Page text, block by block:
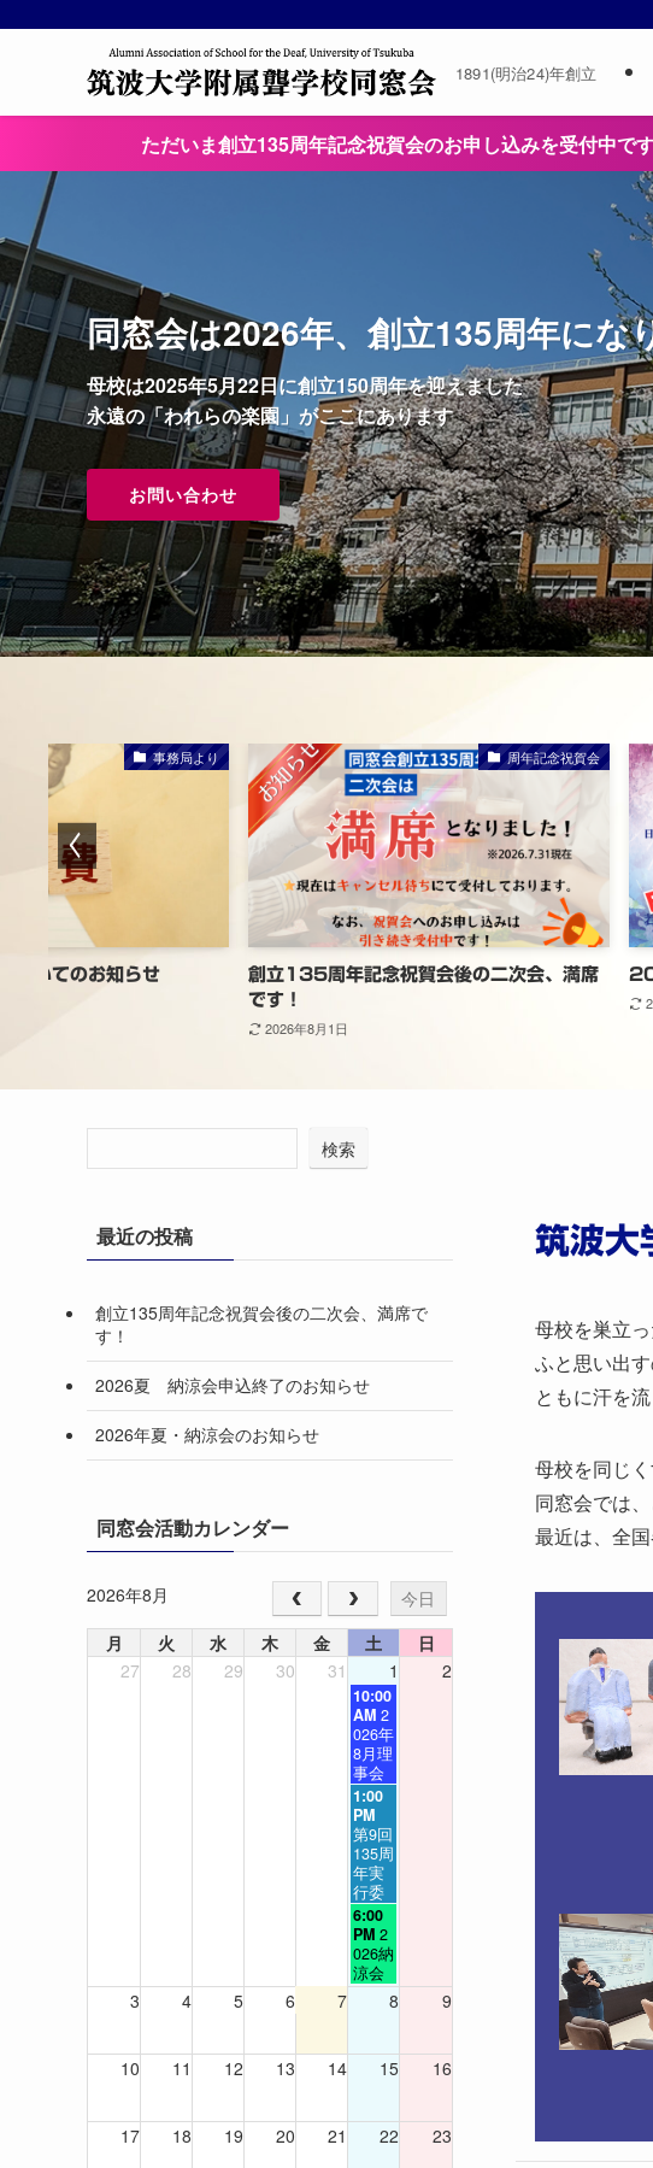
1891(明治24)年創立
ただいま創立135周年記念祝賀会のお申し込みを受付中
同窓会は2026年、創立135周年にな
母校は2025年5月22日に創立150周年を迎えました
永遠の「われらの楽園」がここにあります
お問い合わせ
事務局より
ついてのお知らせ
周年記念祝賀会
創立135周年記念祝賀会後の二次会、満席
です！
2026年8月1日
筑波大
母校を巣立
ふと思い出
ともに汗を
母校を同じ
同窓会では
最近は、全
検索
最近の投稿
創立135周年記念祝賀会後の二次会、満席で
す！
2026夏 納涼会申込終了のお知らせ
2026年夏・納涼会のお知らせ
同窓会活動カレンダー
2026年8月
今日
月
火 水 木 金 土
日
27
28 29 30 31 1 2
土
曜
日,
8
月
1
s
t
2
0
2
6
10:00
AM 2
026年
8月理
事会
土
曜
日,
8
月
1
s
t
2
0
2
1:00
PM
第9回
135周
年実
行委
土
曜
日,
8
月
t
6
6:00
PM 2
026納
涼会
3 4 5 6 7 8 9
10 11 12 13 14 15 16
17 18 19 20 21 22 23